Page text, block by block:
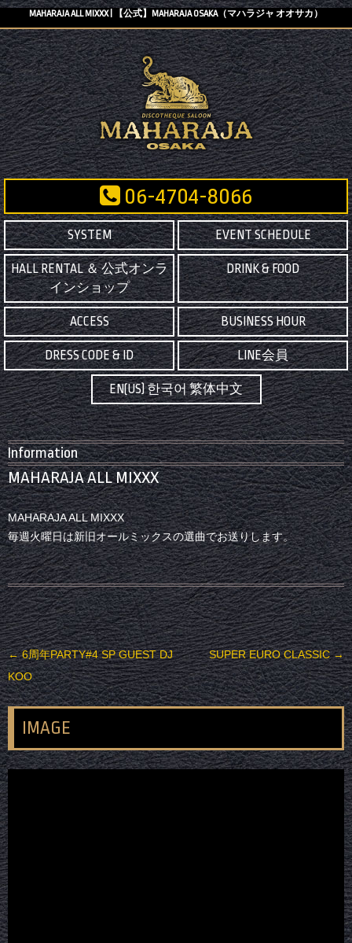
MAHARAJA ALL MIXXX | 【公式】MAHARAJA OSAKA（マハラジャ オオサカ）
06-4704-8066
SYSTEM EVENT SCHEDULE
HALL RENTAL ＆ 公式オンラ
インショップ
DRINK & FOOD
ACCESS BUSINESS HOUR
DRESS CODE & ID LINE会員
EN(US) 한국어 繁体中文
Information
MAHARAJA ALL MIXXX
MAHARAJA ALL MIXXX
毎週火曜日は新旧オールミックスの選曲でお送りします。
投稿ナビゲーション
←6周年PARTY#4 SP GUEST DJ
KOO
SUPER EURO CLASSIC→
IMAGE